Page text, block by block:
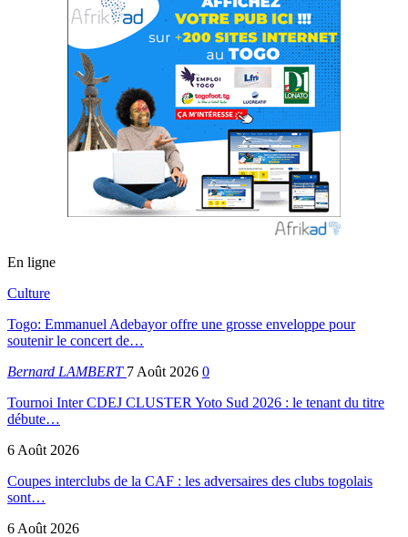
En ligne
Culture
Togo: Emmanuel Adebayor offre une grosse enveloppe pour
soutenir le concert de…
Bernard LAMBERT 7 Août 2026 0
Tournoi Inter CDEJ CLUSTER Yoto Sud 2026 : le tenant du titre
débute…
6 Août 2026
Coupes interclubs de la CAF : les adversaires des clubs togolais
sont…
6 Août 2026